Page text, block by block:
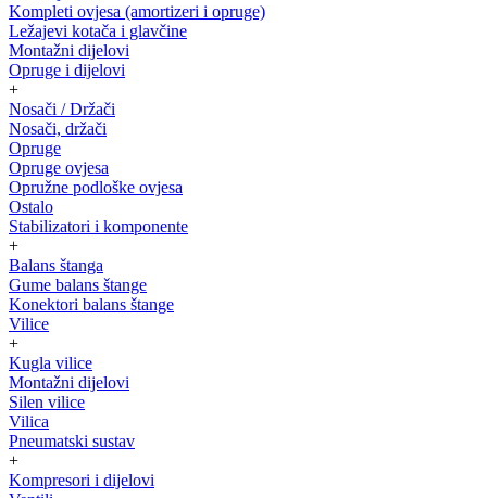
Kompleti ovjesa (amortizeri i opruge)
Ležajevi kotača i glavčine
Montažni dijelovi
Opruge i dijelovi
+
Nosači / Držači
Nosači, držači
Opruge
Opruge ovjesa
Opružne podloške ovjesa
Ostalo
Stabilizatori i komponente
+
Balans štanga
Gume balans štange
Konektori balans štange
Vilice
+
Kugla vilice
Montažni dijelovi
Silen vilice
Vilica
Pneumatski sustav
+
Kompresori i dijelovi